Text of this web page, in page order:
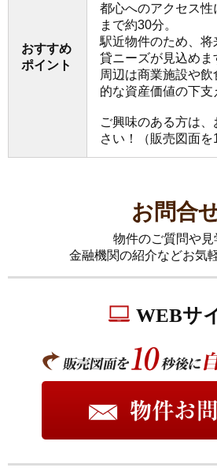
おすすめ
ポイント
都心へのアクセス
まで約30分。
駅近物件のため、
貸ニーズが見込めま
周辺は商業施設や
的な資産価値の下支
ご興味のある方は、
さい！（販売図面を
お問合
物件のご質問や見
金融機関の紹介などお気
WEBサ